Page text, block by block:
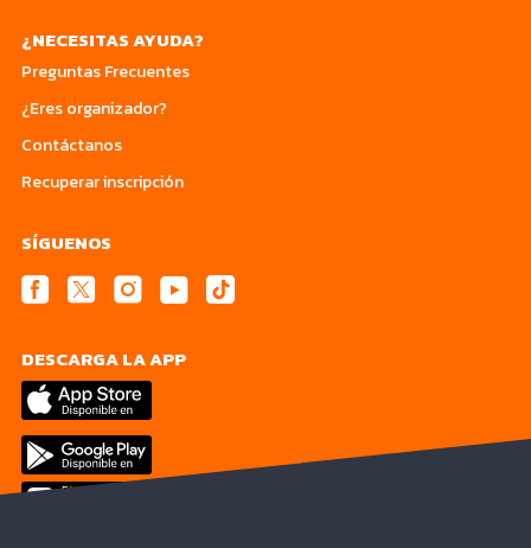
¿NECESITAS AYUDA?
Preguntas Frecuentes
¿Eres organizador?
Contáctanos
Recuperar inscripción
SÍGUENOS
DESCARGA LA APP